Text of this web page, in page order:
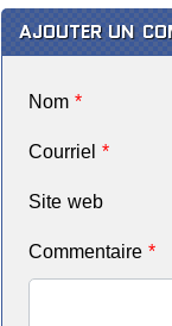
AJOUTER UN
Nom*
Courriel*
Site web
Commentaire*